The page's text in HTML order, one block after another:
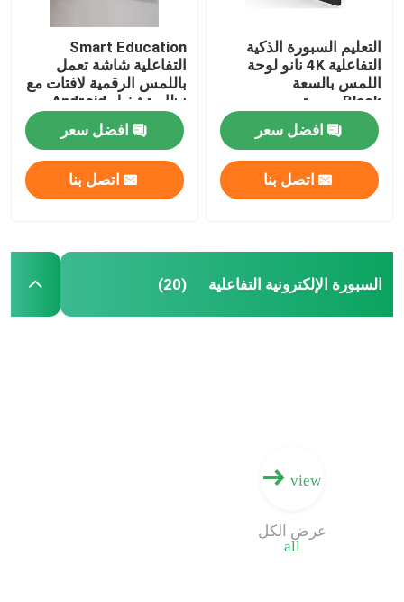
التعليم السبورة الذكية
التفاعلية 4K نانو لوحة
اللمس بالسعة
Blackسبورة
افضل سعر
اتصل بنا
Smart Education
التفاعلية شاشة تعمل
باللمس الرقمية لافتات مع
نظام تشغيل Android
خيار الكاميرا 13
ميجابكسل / 48
ميجابكسل
افضل سعر
اتصل بنا
السبورة الإلكترونية التفاعلية (20)
view
all
عرض الكل